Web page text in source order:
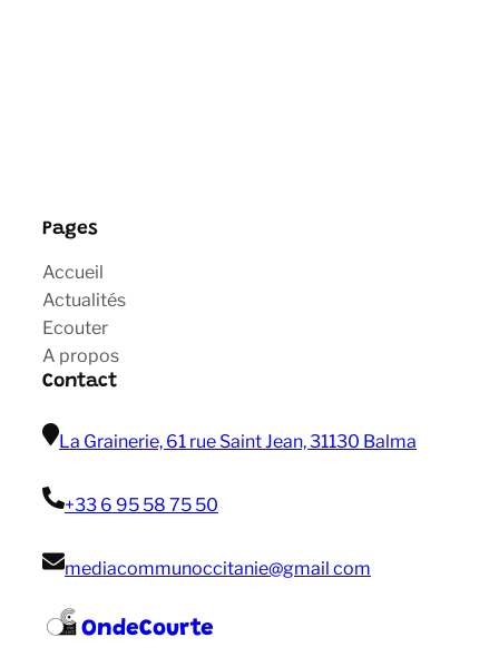
Pages
Accueil
Actualités
Ecouter
A propos
Contact
La Grainerie, 61 rue Saint Jean, 31130 Balma
+33 6 95 58 75 50
mediacommunoccitanie@gmail com
OndeCourte